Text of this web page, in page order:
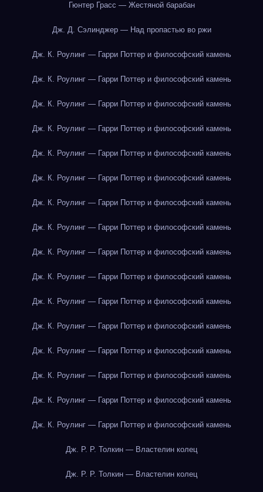
Гюнтер Грасс — Жестяной барабан
Дж. Д. Сэлинджер — Над пропастью во ржи
Дж. К. Роулинг — Гарри Поттер и философский камень
Дж. К. Роулинг — Гарри Поттер и философский камень
Дж. К. Роулинг — Гарри Поттер и философский камень
Дж. К. Роулинг — Гарри Поттер и философский камень
Дж. К. Роулинг — Гарри Поттер и философский камень
Дж. К. Роулинг — Гарри Поттер и философский камень
Дж. К. Роулинг — Гарри Поттер и философский камень
Дж. К. Роулинг — Гарри Поттер и философский камень
Дж. К. Роулинг — Гарри Поттер и философский камень
Дж. К. Роулинг — Гарри Поттер и философский камень
Дж. К. Роулинг — Гарри Поттер и философский камень
Дж. К. Роулинг — Гарри Поттер и философский камень
Дж. К. Роулинг — Гарри Поттер и философский камень
Дж. К. Роулинг — Гарри Поттер и философский камень
Дж. К. Роулинг — Гарри Поттер и философский камень
Дж. К. Роулинг — Гарри Поттер и философский камень
Дж. Р. Р. Толкин — Властелин колец
Дж. Р. Р. Толкин — Властелин колец